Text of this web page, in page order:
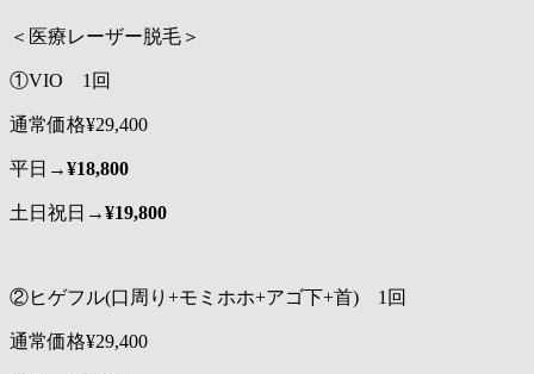
＜医療レーザー脱毛＞
①VIO 1回
通常価格¥29,400
平日→¥18,800
土日祝日→¥19,800
②ヒゲフル(口周り+モミホホ+アゴ下+首) 1回
通常価格¥29,400